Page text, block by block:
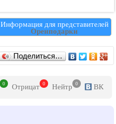
Информация для представителей
Оренподарки
Поделиться…
0 Отрицат 0 Нейтр 0 ВК